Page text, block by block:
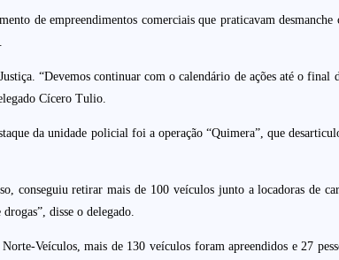
de empreendimentos comerciais que praticavam
“Devemos continuar com o calendário de ações até o
Cícero Tulio.
da unidade policial foi a operação “Quimera”, que
conseguiu retirar mais de 100 veículos junto a locadoras de
disse o delegado.
Veículos, mais de 130 veículos foram apreendidos e 27